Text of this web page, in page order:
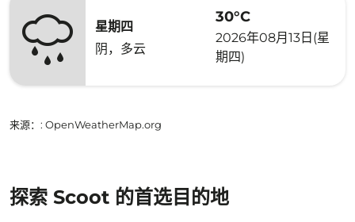
星期四
阴，多云
30°C
2026年08月13日(星
期四)
来源： : OpenWeatherMap.org
探索 Scoot 的首选目的地